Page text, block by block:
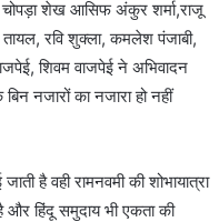
चोपड़ा शेख आसिफ अंकुर शर्मा,राजू
रवि शुक्ला, कमलेश पंजाबी,
शिवम वाजपेई ने अभिवादन
नजारों का नजारा हो नहीं
है वही रामनवमी की शोभायात्रा
हिंदू समुदाय भी एकता की